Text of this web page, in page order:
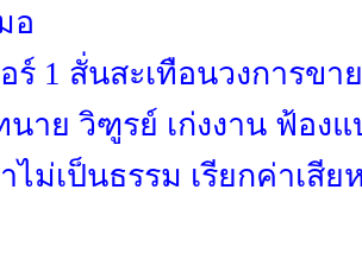
อ
ร์ 1 สั่นสะเทือนวงการข
นาย วิฑูรย์ เก่งงาน ฟ้อง
ม่เป็นธรรม เรียกค่าเสี